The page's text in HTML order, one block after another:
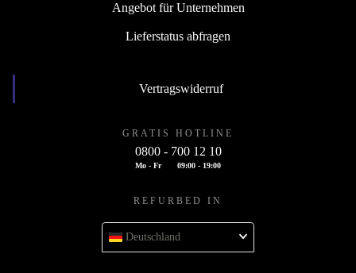
Angebot für Unternehmen
Lieferstatus abfragen
Vertragswiderruf
GRATIS HOTLINE
0800 - 700 12 10
Mo - Fr 09:00 - 19:00
REFURBED IN
Deutschland